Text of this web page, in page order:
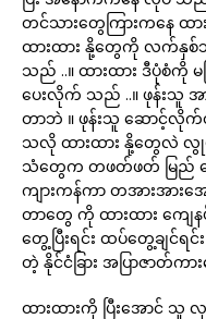
တင်သားတွေကြားကနေ ထ
ထားထား နို့တွေကို လက်နှ
သည် ..။ ထားထား ဒီပုံစံကို
ပေးလိုက် သည် ..။ ဖုန်းသူ အ
တာဘဲ ။ ဖုန်းသူ ဆောင့်လိုက်
သလို ထားထား နို့တွေလဲ လွုပ်
သံတွေက တဖတ်ဖတ် မြည် န
ကျားကန်ကာ တအားအား
တာတွေ ကို ထားထား ကျေ
တွေ့ပြီးရင်း ထပ်တွေ့ချင်ရ
တဲ့ နိုင်ငံခြား အပြာဇာတ်
ထားထားကို ပြီးအောင် သူ လု